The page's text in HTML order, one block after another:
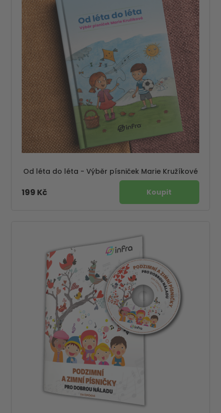
Od léta do léta - Výběr písniček Marie Kružíkové
199 Kč